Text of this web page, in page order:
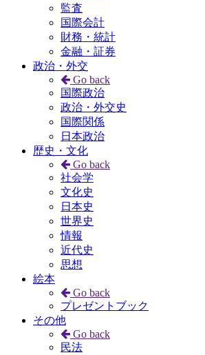
監査
国際会計
財務・統計
金融・証券
政治・外交
Go back
国際政治
政治・外交史
国際関係
日本政治
歴史・文化
Go back
社会学
文化史
日本史
世界史
情報
近代史
思想
絵本
Go back
プレゼントブック
その他
Go back
民法